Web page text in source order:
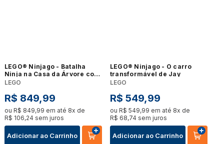
LEGO® Ninjago - Batalha
Ninja na Casa da Árvore com
Veículos
LEGO
R$ 849,99
ou R$ 849,99 em até 8x de
R$ 106,24 sem juros
Adicionar ao Carrinho
LEGO® Ninjago - O carro
transformável de Jay
LEGO
R$ 549,99
ou R$ 549,99 em até 8x de
R$ 68,74 sem juros
Adicionar ao Carrinho